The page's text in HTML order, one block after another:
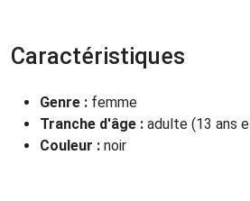
Caractéristiques
Genre : femme
Tranche d'âge : adulte (13 ans
Couleur : noir